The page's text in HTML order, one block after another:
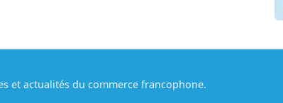
et actualités du commerce francophone.